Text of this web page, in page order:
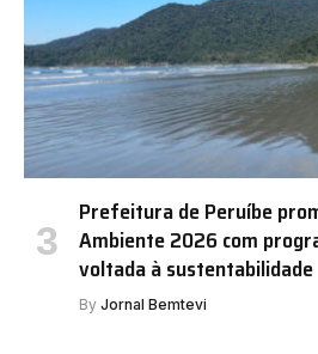
Prefeitura de Peruíbe
Ambiente 2026 com
voltada à sustentabilidade
By Jornal Bemtevi